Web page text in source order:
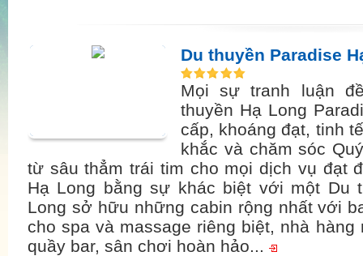
Du thuyền Paradise
Mọi sự tranh luận
thuyền Hạ Long
cấp, khoáng đạt, tinh
khắc và chăm sóc
từ sâu thẳm trái tim cho mọi dịch vụ đạt
Hạ Long bằng sự khác biệt với một Du
Long sở hữu những cabin rộng nhất với
cho spa và massage riêng biệt, nhà
quầy bar, sân chơi hoàn hảo...